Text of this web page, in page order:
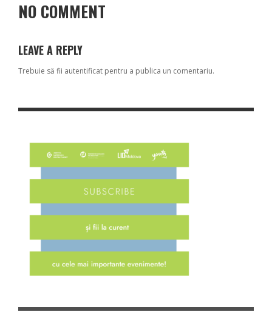
NO COMMENT
LEAVE A REPLY
Trebuie să fii autentificat pentru a publica un comentariu.